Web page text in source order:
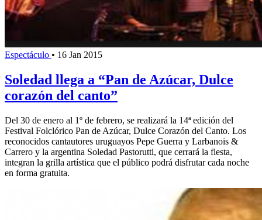
Espectáculo • 16 Jan 2015
Soledad llega a “Pan de Azúcar, Dulce
corazón del canto”
Del 30 de enero al 1º de febrero, se realizará la 14ª edición del
Festival Folclórico Pan de Azúcar, Dulce Corazón del Canto. Los
reconocidos cantautores uruguayos Pepe Guerra y Larbanois &
Carrero y la argentina Soledad Pastorutti, que cerrará la fiesta,
integran la grilla artística que el público podrá disfrutar cada noche
en forma gratuita.